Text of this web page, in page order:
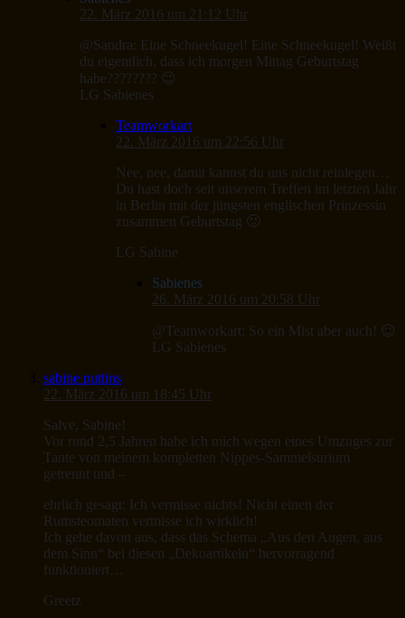
22. März 2016 um 21:12 Uhr
@Sandra: Eine Schneekugel! Eine Schneekugel! Weißt
du eigentlich, dass ich morgen Mittag Geburtstag
habe???????? 😉
LG Sabienes
Teamworkart
22. März 2016 um 22:56 Uhr
Nee, nee, damit kannst du uns nicht reinlegen…
Du hast doch seit unserem Treffen im letzten Jahr
in Berlin mit der jüngsten englischen Prinzessin
zusammen Geburtstag 🙂
LG Sabine
Sabienes
26. März 2016 um 20:58 Uhr
@Teamworkart: So ein Mist aber auch! 😉
LG Sabienes
sabine puttins
22. März 2016 um 18:45 Uhr
Salve, Sabine!
Vor rund 2,5 Jahren habe ich mich wegen eines Umzuges zur
Tante von meinem kompletten Nippes-Sammelsurium
getrennt und –
ehrlich gesagt: Ich vermisse nichts! Nicht einen der
Rumsteomaten vermisse ich wirklich!
Ich gehe davon aus, dass das Schema „Aus den Augen, aus
dem Sinn“ bei diesen „Dekoartikeln“ hervorragend
funktioniert…
Greetz